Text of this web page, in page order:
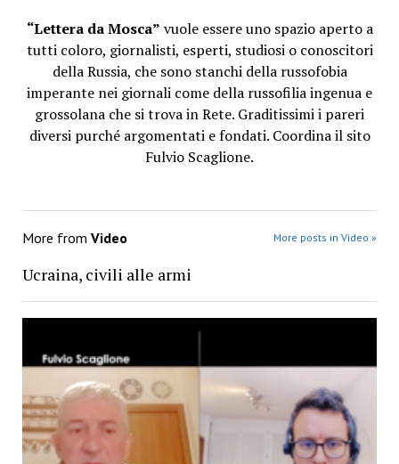
“Lettera da Mosca” vuole essere uno spazio aperto a
tutti coloro, giornalisti, esperti, studiosi o conoscitori
della Russia, che sono stanchi della russofobia
imperante nei giornali come della russofilia ingenua e
grossolana che si trova in Rete. Graditissimi i pareri
diversi purché argomentati e fondati. Coordina il sito
Fulvio Scaglione.
More from Video More posts in Video »
Ucraina, civili alle armi